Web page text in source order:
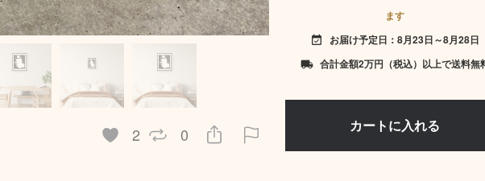
2 0
ます
event_available お届け予定日：8月23日～8月28日
local_shipping 合計金額2万円（税込）以上で送料無